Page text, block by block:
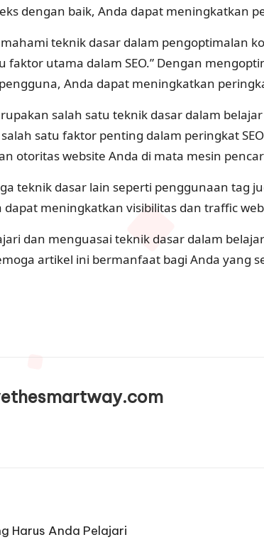
dengan baik, Anda dapat meningkatkan
teknik dasar dalam pengoptimalan
faktor utama dalam SEO.” Dengan
Anda dapat meningkatkan
salah satu teknik dasar dalam
satu faktor penting dalam peringkat
otoritas website Anda di mata mesin
teknik dasar lain seperti penggunaan tag
dapat meningkatkan visibilitas dan traffic
dan menguasai teknik dasar dalam
artikel ini bermanfaat bagi Anda yang
Harus Anda Pelajari